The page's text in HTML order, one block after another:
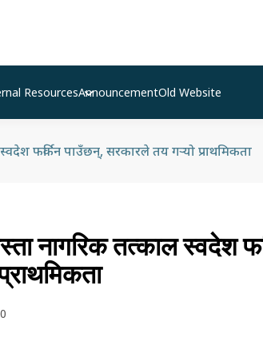
ResourcesAnnouncementOld Website
फर्किन पाउँछन्, सरकारले तय गर्‍यो प्राथमिकता
नागरिक तत्काल स्वदेश